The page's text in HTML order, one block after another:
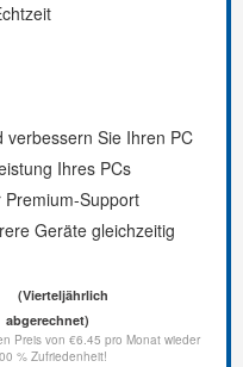
verbessern Sie Ihren PC
Ihres PCs
Support
Geräte gleichzeitig
(Vierteljährlich
abgerechnet)
Preis von €6.45 pro Monat wieder
% Zufriedenheit!